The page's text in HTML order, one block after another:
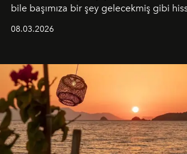
bile başımıza bir şey gelecekmiş gibi
08.03.2026